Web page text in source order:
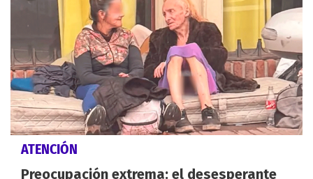
ATENCIÓN
Preocupación extrema: el desesperante